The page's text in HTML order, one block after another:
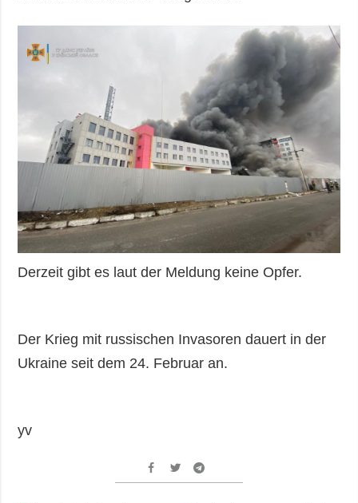
Interview
Fotos
Fotobank
Derzeit gibt es laut der Meldung keine Opfer.
Der Krieg mit russischen Invasoren dauert in der
Ukraine seit dem 24. Februar an.
yv